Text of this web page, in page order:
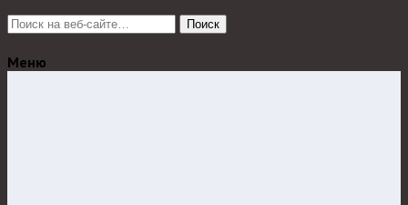
Поиск
Меню